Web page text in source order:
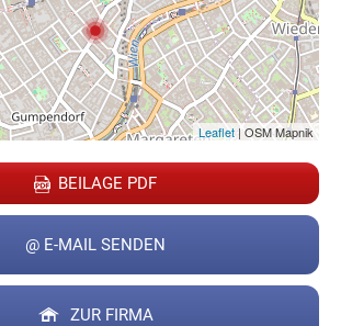
Leaflet| OSM Mapnik
BEILAGE PDF
@ E-MAIL SENDEN
ZUR FIRMA